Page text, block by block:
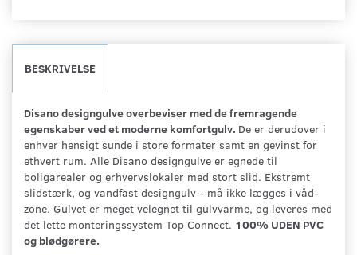
BESKRIVELSE
Disano designgulve overbeviser med de fremragende
egenskaber ved et moderne komfortgulv. De er derudover i
enhver hensigt sunde i store formater samt en gevinst for
ethvert rum. Alle Disano designgulve er egnede til
boligarealer og erhvervslokaler med stort slid. Ekstremt
slidstærk, og vandfast designgulv - må ikke lægges i våd-
zone. Gulvet er meget velegnet til gulvvarme, og leveres med
det lette monteringssystem Top Connect. 100% UDEN PVC
og blødgørere.